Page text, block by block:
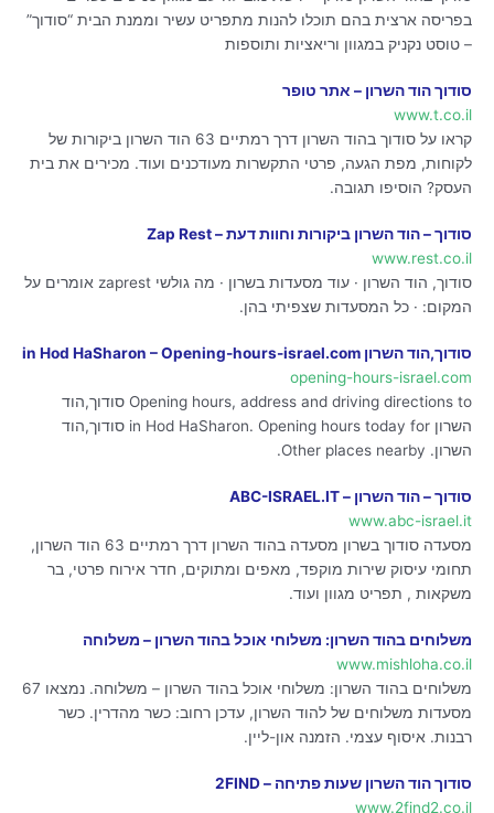
בפריסה ארצית בהם תוכלו להנות מתפריט עשיר וממנת הבית “סודוך”
– טוסט נקניק במגוון וריאציות ותוספות
סודוך הוד השרון – אתר טופר
www.t.co.il
קראו על סודוך בהוד השרון דרך רמתיים 63 הוד השרון ביקורות של
לקוחות, מפת הגעה, פרטי התקשרות מעודכנים ועוד. מכירים את בית
העסק? הוסיפו תגובה.
סודוך – הוד השרון ביקורות וחוות דעת – Zap Rest
www.rest.co.il
סודוך, הוד השרון · עוד מסעדות בשרון · מה גולשי zaprest אומרים על
המקום: · כל המסעדות שצפיתי בהן.
סודוך,הוד השרון in Hod HaSharon – Opening-hours-israel.com
opening-hours-israel.com
Opening hours, address and driving directions to סודוך,הוד
השרון in Hod HaSharon. Opening hours today for סודוך,הוד
השרון. Other places nearby.
סודוך – הוד השרון – ABC-ISRAEL.IT
www.abc-israel.it
מסעדה סודוך בשרון מסעדה בהוד השרון דרך רמתיים 63 הוד השרון,
תחומי עיסוק שירות מוקפד, מאפים ומתוקים, חדר אירוח פרטי, בר
משקאות , תפריט מגוון ועוד.
משלוחים בהוד השרון: משלוחי אוכל בהוד השרון – משלוחה
www.mishloha.co.il
משלוחים בהוד השרון: משלוחי אוכל בהוד השרון – משלוחה. נמצאו 67
מסעדות משלוחים של להוד השרון, עדכן רחוב: כשר מהדרין. כשר
רבנות. איסוף עצמי. הזמנה און-ליין.
סודוך הוד השרון שעות פתיחה – 2FIND
www.2find2.co.il